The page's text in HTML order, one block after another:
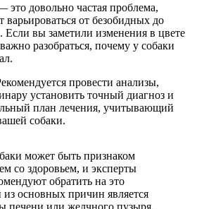
довольно частая проблема,
от безобидных до
Если вы заметили изменения в цвете
разобраться, почему у собаки
провести анализы,
установить точный диагноз и
план лечения, учитывающий
собаки.
может быть признаком
со здоровьем, и эксперты
обратить на это
основных причин является
печени или желчного пузыря,